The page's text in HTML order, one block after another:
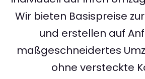
Wir bieten Basispreise
und erstellen auf
maßgeschneidertes
ohne versteckte